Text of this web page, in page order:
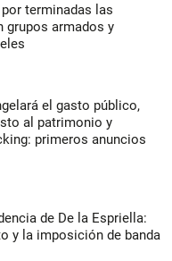
terminadas las
grupos armados y
el gasto público,
al patrimonio y
primeros anuncios
de De la Espriella:
y la imposición de banda